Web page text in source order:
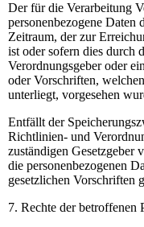
Der für die Verarbeitung
personenbezogene Daten
Zeitraum, der zur
ist oder sofern dies durch
Verordnungsgeber oder
oder Vorschriften,
unterliegt, vorgesehen
Entfällt der
Richtlinien- und
zuständigen Gesetzgeber
die personenbezogenen
gesetzlichen Vorschriften
7. Rechte der betroffenen